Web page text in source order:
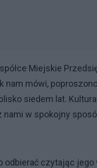
Miejskie
mówi,
siedem lat.
w spokojny
odbierać czytając